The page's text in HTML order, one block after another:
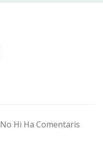
No Hi Ha Comentaris